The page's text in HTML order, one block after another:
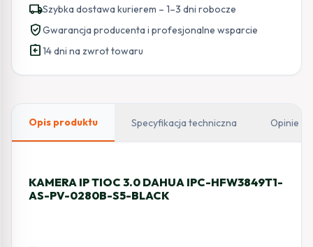
TIOC
3.0
DAHUA
PV-
local_shippingSzybka dostawa kurierem – 1–3 dni robocze
verified_userGwarancja producenta i profesjonalne wsparcie
assignment_return14 dni na zwrot towaru
Opis produktu Specyfikacja techniczna Opinie
KAMERA IP TIOC 3.0 DAHUA IPC-HFW3849T1-
AS-PV-0280B-S5-BLACK